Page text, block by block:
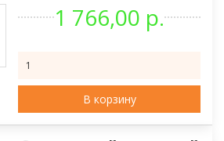
1 766,00 р.
В корзину